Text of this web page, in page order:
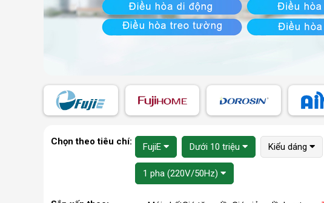
Chọn theo tiêu chí: FujiE Dưới 10 triệu Kiểu dáng
1 pha (220V/50Hz)